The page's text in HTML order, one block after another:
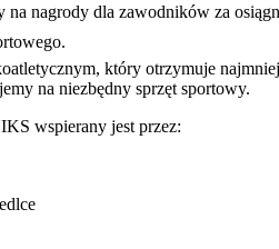
na nagrody dla zawodników za
który otrzymuje
na niezbędny sprzęt sportowy.
wspierany jest przez: